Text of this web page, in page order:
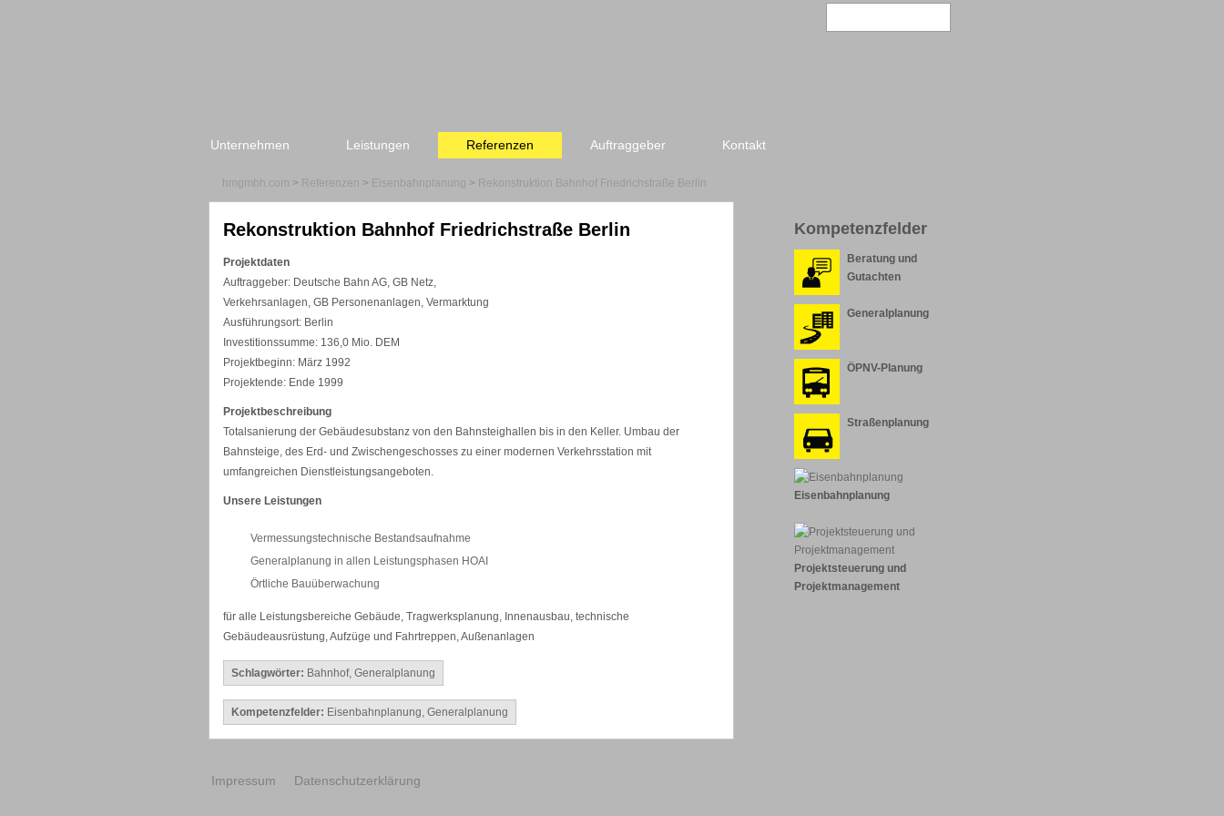
Unternehmen Leistungen Referenzen Auftraggeber Kontakt
hmgmbh.com > Referenzen > Eisenbahnplanung > Rekonstruktion Bahnhof Friedrichstraße Berlin
Rekonstruktion Bahnhof Friedrichstraße Berlin
Projektdaten
Auftraggeber: Deutsche Bahn AG, GB Netz,
Verkehrsanlagen, GB Personenanlagen, Vermarktung
Ausführungsort: Berlin
Investitionssumme: 136,0 Mio. DEM
Projektbeginn: März 1992
Projektende: Ende 1999
Projektbeschreibung
Totalsanierung der Gebäudesubstanz von den Bahnsteighallen bis in den Keller. Umbau der
Bahnsteige, des Erd- und Zwischengeschosses zu einer modernen Verkehrsstation mit
umfangreichen Dienstleistungsangeboten.
Unsere Leistungen
Vermessungstechnische Bestandsaufnahme
Generalplanung in allen Leistungsphasen HOAI
Örtliche Bauüberwachung
für alle Leistungsbereiche Gebäude, Tragwerksplanung, Innenausbau, technische
Gebäudeausrüstung, Aufzüge und Fahrtreppen, Außenanlagen
Schlagwörter: Bahnhof, Generalplanung
Kompetenzfelder: Eisenbahnplanung, Generalplanung
Kompetenzfelder
Beratung und
Gutachten
Generalplanung
ÖPNV-Planung
Straßenplanung
Eisenbahnplanung
Projektsteuerung und
Projektmanagement
Impressum Datenschutzerklärung